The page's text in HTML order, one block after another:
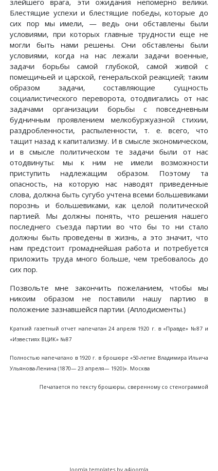
злейшего врага, эти ожидания непомерно велики.
Блестящие успехи и блестящие победы, которые до
сих пор мы имели, — ведь они обставлены были
условиями, при которых главные трудности еще не
могли быть нами решены. Они обставлены были
условиями, когда на нас лежали задачи военные,
задачи борьбы самой глубокой, самой живой с
помещичьей и царской, генеральской реакцией; таким
образом задачи, составляющие сущность
социалистического переворота, отодвигались от нас
задачами организации борьбы с повседневным
будничным проявлением мелкобуржуазной стихии,
раздробленности, распыленности, т. е. всего, что
тащит назад к капитализму. И в смысле экономическом,
и в смысле политическом те задачи были от нас
отодвинуты: мы к ним не имели возможности
приступить надлежащим образом. Поэтому та
опасность, на которую нас наводят приведенные
слова, должна быть сугубо учтена всеми большевиками
порознь и большевиками, как целой политической
партией. Мы должны понять, что решения нашего
последнего съезда партии во что бы то ни стало
должны быть проведены в жизнь, а это значит, что
нам предстоит громаднейшая работа и потребуется
приложить труда много больше, чем требовалось до
сих пор.
Позвольте мне закончить пожеланием, чтобы мы
никоим образом не поставили нашу партию в
положение зазнавшейся партии. (Аплодисменты.)
Краткий газетный отчет напечатан 24 апреля 1920 г. в «Правде» №87 и
«Известиях ВЦИК» №87
Полностью напечатано в 1920 г. в брошюре «50-летие Владимира Ильича
Ульянова-Ленина (1870— 23 апреля— 1920)». Москва
Печатается по тексту брошюры, сверенному со стенограммой
Joomla templates by a4joomla